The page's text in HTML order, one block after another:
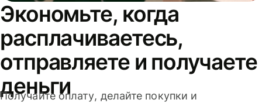
Экономьте, когда
расплачиваетесь,
отправляете и получаете
деньги
Получайте оплату, делайте покупки и